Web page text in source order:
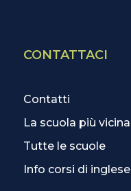
CONTATTACI
Contatti
La scuola più vicina
Tutte le scuole
Info corsi di inglese